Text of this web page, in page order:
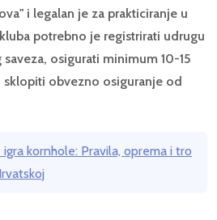
i legalan je za prakticiranje u
potrebno je registrirati udrugu
osigurati minimum 10-15
sklopiti obvezno osiguranje od
igra kornhole: Pravila, oprema i tro